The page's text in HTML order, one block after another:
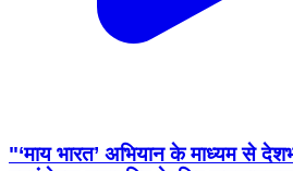
"‘माय भारत’ अभियान के माध्यम से